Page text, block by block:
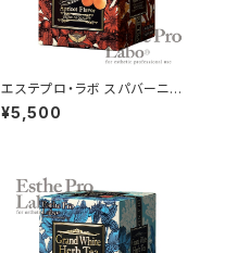
エステプロ・ラボ スパバーニン
グハーブティーグランプロ 30包
¥5,500